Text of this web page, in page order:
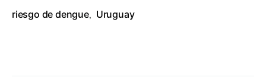
riesgo de dengue, Uruguay